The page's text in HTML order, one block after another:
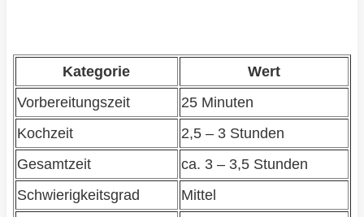
Kategorie
Wert
Vorbereitungszeit
25 Minuten
Kochzeit
2,5 – 3 Stunden
Gesamtzeit
ca. 3 – 3,5 Stunden
Schwierigkeitsgrad
Mittel